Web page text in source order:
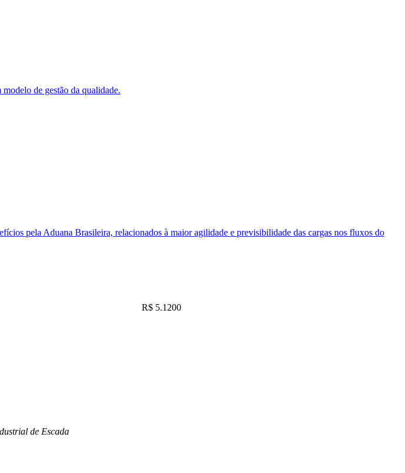
de gestão da qualidade.
pela Aduana Brasileira, relacionados à maior agilidade e previsibilidade das cargas nos fluxos do
R$ 5.1200
de Escada